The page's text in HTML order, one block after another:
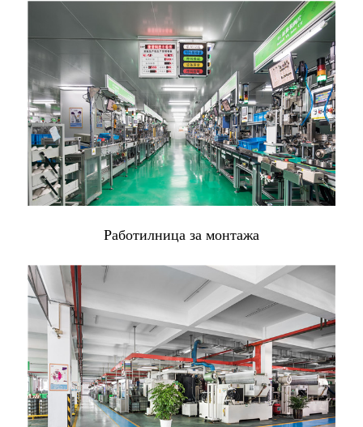
Работилница за монтажа